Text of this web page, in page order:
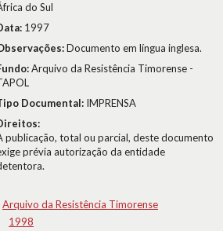
do Sul
1997
Documento em língua inglesa.
Arquivo da Resistência Timorense -
Documental: IMPRENSA
publicação, total ou parcial, deste documento
prévia autorização da entidade
Arquivo da Resistência Timorense
1998